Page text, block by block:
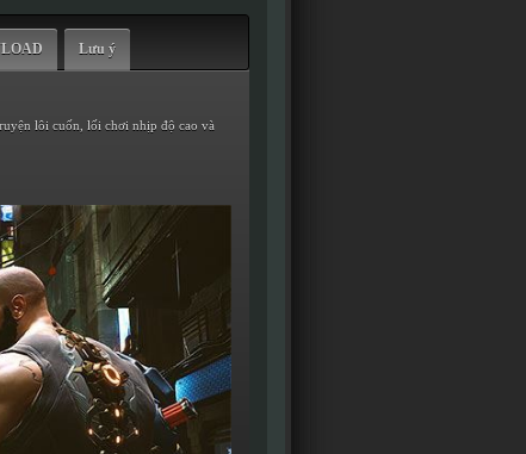
Lưu ý
lôi cuốn, lối chơi nhịp độ cao và